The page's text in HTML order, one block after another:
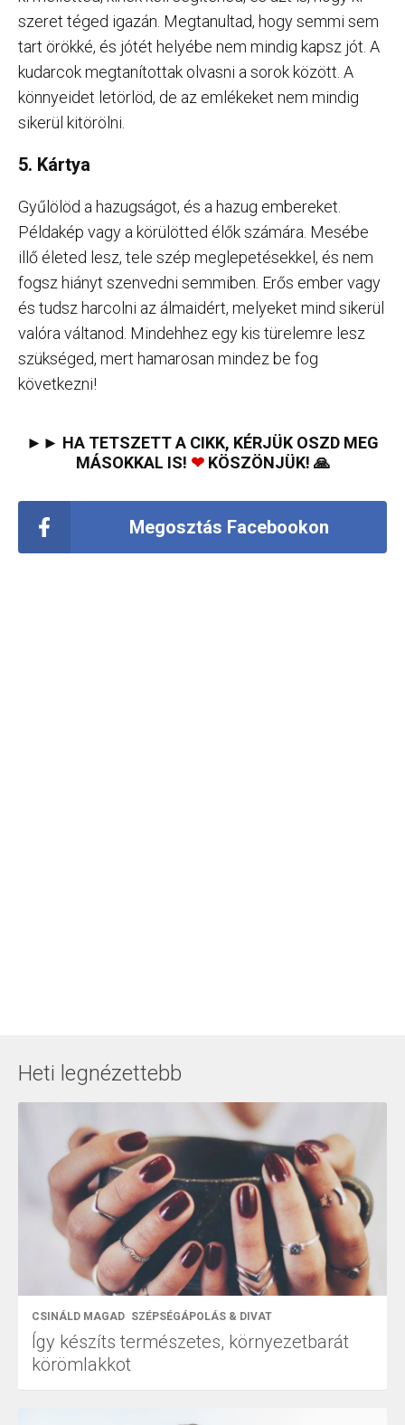
szeret téged igazán. Megtanultad, hogy semmi sem
tart örökké, és jótét helyébe nem mindig kapsz jót. A
kudarcok megtanítottak olvasni a sorok között. A
könnyeidet letörlöd, de az emlékeket nem mindig
sikerül kitörölni.
5. Kártya
Gyűlölöd a hazugságot, és a hazug embereket.
Példakép vagy a körülötted élők számára. Mesébe
illő életed lesz, tele szép meglepetésekkel, és nem
fogsz hiányt szenvedni semmiben. Erős ember vagy
és tudsz harcolni az álmaidért, melyeket mind sikerül
valóra váltanod. Mindehhez egy kis türelemre lesz
szükséged, mert hamarosan mindez be fog
következni!
►► HA TETSZETT A CIKK, KÉRJÜK OSZD MEG
MÁSOKKAL IS! ❤KÖSZÖNJÜK! 🙏
Megosztás Facebookon
Heti legnézettebb
CSINÁLD MAGAD SZÉPSÉGÁPOLÁS & DIVAT
Így készíts természetes, környezetbarát
körömlakkot